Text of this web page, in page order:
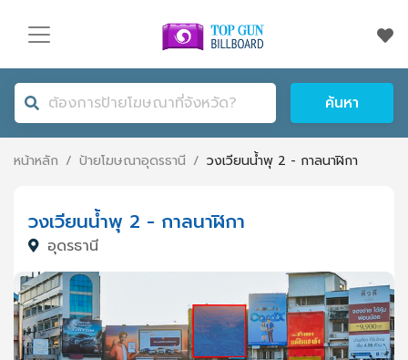
ค้นหา
หน้าหลัก / ป้ายโฆษณาอุดรธานี / วงเวียนน้ำพุ 2 - กาลนาฬิกา
วงเวียนน้ำพุ 2 - กาลนาฬิกา
อุดรธานี